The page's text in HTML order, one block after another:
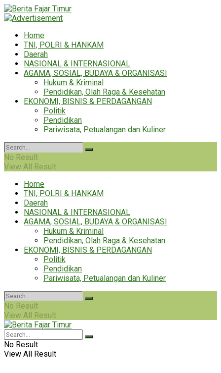
Home
TNI, POLRI & HANKAM
Daerah
NASIONAL & INTERNASIONAL
AGAMA, SOSIAL, BUDAYA & ORGANISASI
Hukum & Kriminal
Pendidikan, Olah Raga & Kesehatan
EKONOMI, BISNIS & PERDAGANGAN
Politik
Pendidikan
Pariwisata, Petualangan dan Kuliner
No Result
View All Result
Home
TNI, POLRI & HANKAM
Daerah
NASIONAL & INTERNASIONAL
AGAMA, SOSIAL, BUDAYA & ORGANISASI
Hukum & Kriminal
Pendidikan, Olah Raga & Kesehatan
EKONOMI, BISNIS & PERDAGANGAN
Politik
Pendidikan
Pariwisata, Petualangan dan Kuliner
No Result
View All Result
No Result
View All Result